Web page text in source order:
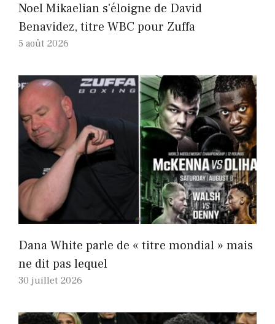
Noel Mikaelian s'éloigne de David
Benavidez, titre WBC pour Zuffa
5 août 2026
Dana White parle de « titre mondial » mais
ne dit pas lequel
30 juillet 2026